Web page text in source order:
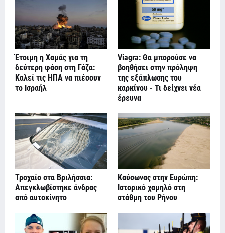
Έτοιμη η Χαμάς για τη
δεύτερη φάση στη Γάζα:
Καλεί τις ΗΠΑ να πιέσουν
το Ισραήλ
Viagra: Θα μπορούσε να
βοηθήσει στην πρόληψη
της εξάπλωσης του
καρκίνου - Τι δείχνει νέα
έρευνα
Τροχαίο στα Βριλήσσια:
Απεγκλωβίστηκε άνδρας
από αυτοκίνητο
Καύσωνας στην Ευρώπη:
Ιστορικό χαμηλό στη
στάθμη του Ρήνου